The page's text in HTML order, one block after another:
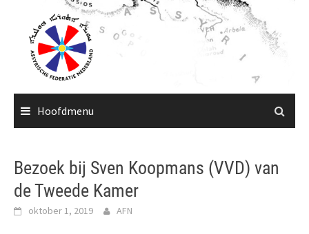
inhoud
Hoofdmenu
Bezoek bij Sven Koopmans (VVD) van
de Tweede Kamer
oktober 1, 2019 AFN